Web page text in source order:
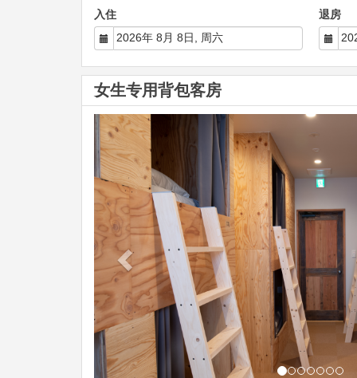
入住 退房
女生专用背包客房
Previous